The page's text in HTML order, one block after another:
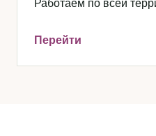
Работаем по всей
Перейти